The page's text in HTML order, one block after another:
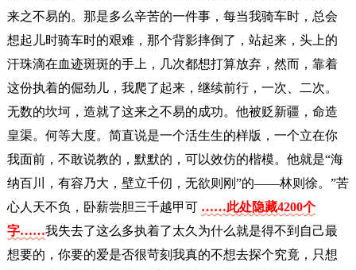
来之不易的。那是多么辛苦的一件事，每当我骑车时，总会
想起儿时骑车时的艰难，那个背影摔倒了，站起来，头上的
汗珠滴在血迹斑斑的手上，几次都想打算放弃，然而，靠着
这份执着的倔劲儿，我爬了起来，继续前行，一次、二次。
无数的坎坷，造就了这来之不易的成功。他被贬新疆，命造
皇渠。何等大度。简直说是一个活生生的样版，一个立在你
我面前，不敢说教的，默默的，可以效仿的楷模。他就是“海
纳百川，有容乃大，壁立千仞，无欲则刚”的——林则徐。”苦
心人天不负，卧薪尝胆三千越甲可 ……此处隐藏4200个
字……我失去了这么多执着了太久为什么就是得不到自己最
想要的，你要的爱是否很苛刻我真的不想去探个究竟，只想